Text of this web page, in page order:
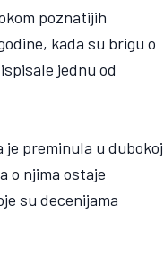
poznatijih
kada su brigu o
jednu od
preminula u dubokoj
o njima ostaje
su decenijama